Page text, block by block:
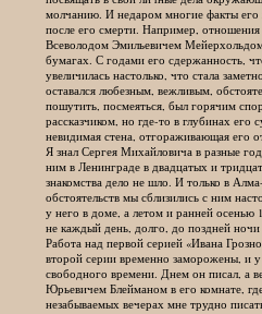
молчанию. И недаром многие факты его
после его смерти. Например, отношения с
Всеволодом Эмильевичем Мейерхольдом,
бумагах. С годами его сдержанность, чтобы
увеличилась настолько, что стала
оставался любезным, вежливым,
пошутить, посмеяться, был горячим
рассказчиком, но где-то в глубинах его
невидимая стена, отгораживающая его от
Я знал Сергея Михайловича в разные годы,
ним в Ленинграде в двадцатых и
знакомства дело не шло. И только в Алма-
обстоятельств мы сблизились с ним
у него в доме, а летом и ранней осенью
не каждый день, долго, до поздней ночи
Работа над первой серией «Ивана
второй серии временно заморожены, и у
свободного времени. Днем он писал, а
Юрьевичем Блейманом в его комнате, где
незабываемых вечерах мне трудно писать